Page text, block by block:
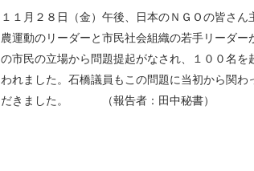
１１月２８日（金）午後、日本のＮＧＯの皆さ
農運動のリーダーと市民社会組織の若手リーダ
の市民の立場から問題提起がなされ、１００名
われました。石橋議員もこの問題に当初から関
だきました。 （報告者：田中秘書）